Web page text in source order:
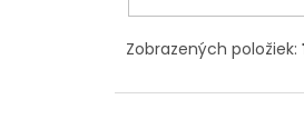
Zobrazených položiek: